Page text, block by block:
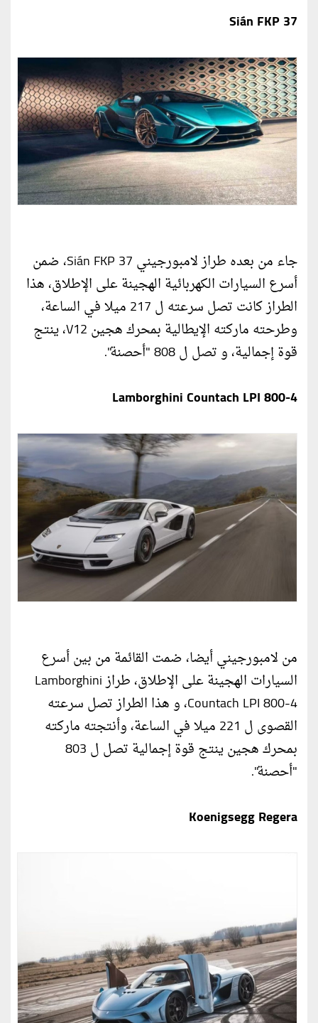
Sián FKP 37
جاء من بعده طراز لامبورجيني Sián FKP 37، ضمن
أسرع السيارات الكهربائية الهجينة على الإطلاق، هذا
الطراز كانت تصل سرعته ل 217 ميلا في الساعة،
وطرحته ماركته الإيطالية بمحرك هجين V12، ينتج
قوة إجمالية، و تصل ل 808 "أحصنة".
Lamborghini Countach LPI 800-4
من لامبورجيني أيضا، ضمت القائمة من بين أسرع
السيارات الهجينة على الإطلاق، طراز Lamborghini
Countach LPI 800-4، و هذا الطراز تصل سرعته
القصوى ل 221 ميلا في الساعة، وأنتجته ماركته
بمحرك هجين ينتج قوة إجمالية تصل ل 803
"أحصنة".
Koenigsegg Regera